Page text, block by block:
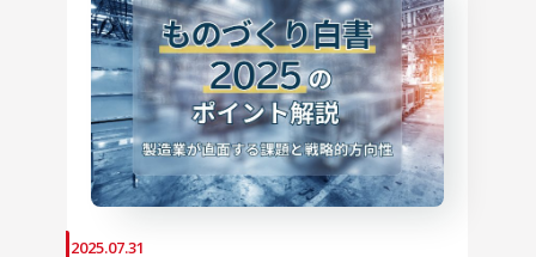
2025.07.31